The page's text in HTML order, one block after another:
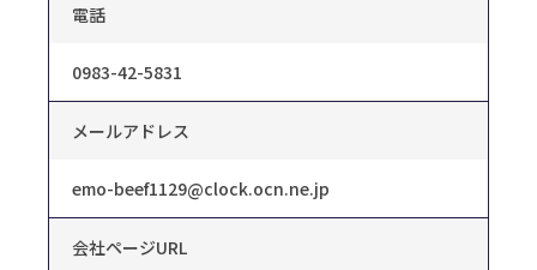
電話
0983-42-5831
メールアドレス
emo-beef1129@clock.ocn.ne.jp
会社ページURL